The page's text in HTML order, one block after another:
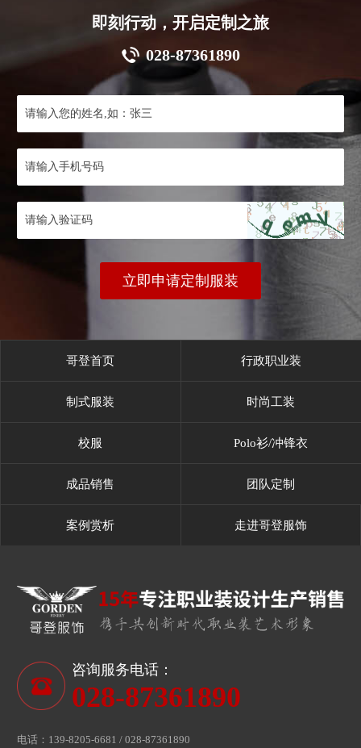
即刻行动，开启定制之旅
028-87361890
立即申请定制服装
哥登首页 行政职业装
制式服装 时尚工装
校服 Polo衫/冲锋衣
成品销售 团队定制
案例赏析 走进哥登服饰
咨询服务电话：
028-87361890
电话：139-8205-6681 / 028-87361890